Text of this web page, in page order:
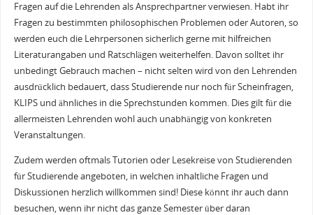
Fragen auf die Lehrenden als Ansprechpartner verwiesen. Habt ihr
Fragen zu bestimmten philosophischen Problemen oder Autoren, so
werden euch die Lehrpersonen sicherlich gerne mit hilfreichen
Literaturangaben und Ratschlägen weiterhelfen. Davon solltet ihr
unbedingt Gebrauch machen – nicht selten wird von den Lehrenden
ausdrücklich bedauert, dass Studierende nur noch für Scheinfragen,
KLIPS und ähnliches in die Sprechstunden kommen. Dies gilt für die
allermeisten Lehrenden wohl auch unabhängig von konkreten
Veranstaltungen.
Zudem werden oftmals Tutorien oder Lesekreise von Studierenden
für Studierende angeboten, in welchen inhaltliche Fragen und
Diskussionen herzlich willkommen sind! Diese könnt ihr auch dann
besuchen, wenn ihr nicht das ganze Semester über daran